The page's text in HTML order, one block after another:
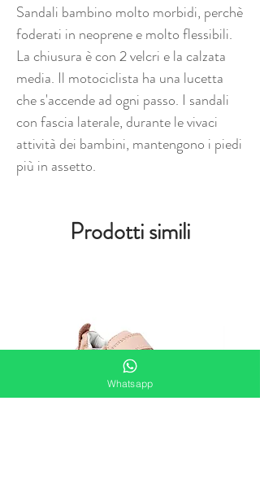
Sandali bambino molto morbidi, perchè
foderati in neoprene e molto flessibili.
La chiusura è con 2 velcri e la calzata
media. Il motociclista ha una lucetta
che s'accende ad ogni passo. I sandali
con fascia laterale, durante le vivaci
attività dei bambini, mantengono i piedi
più in assetto.
Prodotti simili
Whatsapp